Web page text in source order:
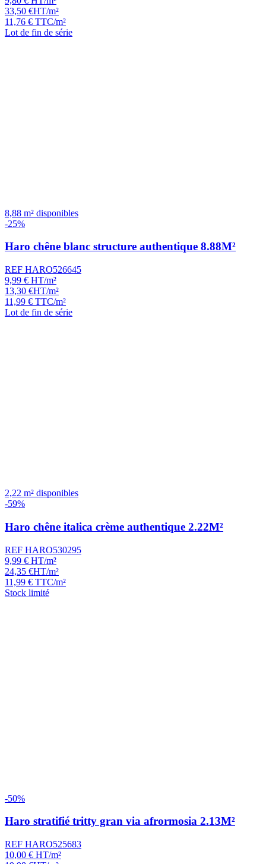
33,50 €HT/m²
11,76 € TTC/m²
Lot de fin de série
8,88 m² disponibles
-25%
Haro chêne blanc structure authentique 8.88M²
REF HARO526645
9,99 € HT/m²
13,30 €HT/m²
11,99 € TTC/m²
Lot de fin de série
2,22 m² disponibles
-59%
Haro chêne italica crème authentique 2.22M²
REF HARO530295
9,99 € HT/m²
24,35 €HT/m²
11,99 € TTC/m²
Stock limité
-50%
Haro stratifié tritty gran via afrormosia 2.13M²
REF HARO525683
10,00 € HT/m²